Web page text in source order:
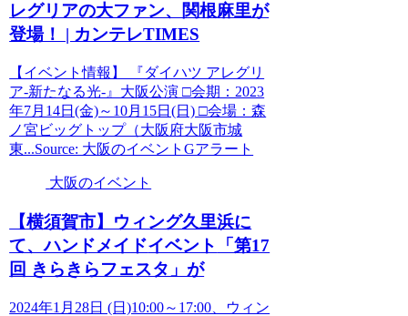
レグリアの大ファン、関根麻里が
登場！ | カンテレTIMES
【イベント情報】 『ダイハツ アレグリ
ア-新たなる光-』大阪公演 □会期：2023
年7月14日(金)～10月15日(日) □会場：森
ノ宮ビッグトップ（大阪府大阪市城
東...Source: 大阪のイベントGアラート
大阪のイベント
【横須賀市】ウィング久里浜に
て、ハンドメイドイベント
「第17
回 きらきらフェスタ」が
2024年1月28日 (日)10:00～17:00、ウィン